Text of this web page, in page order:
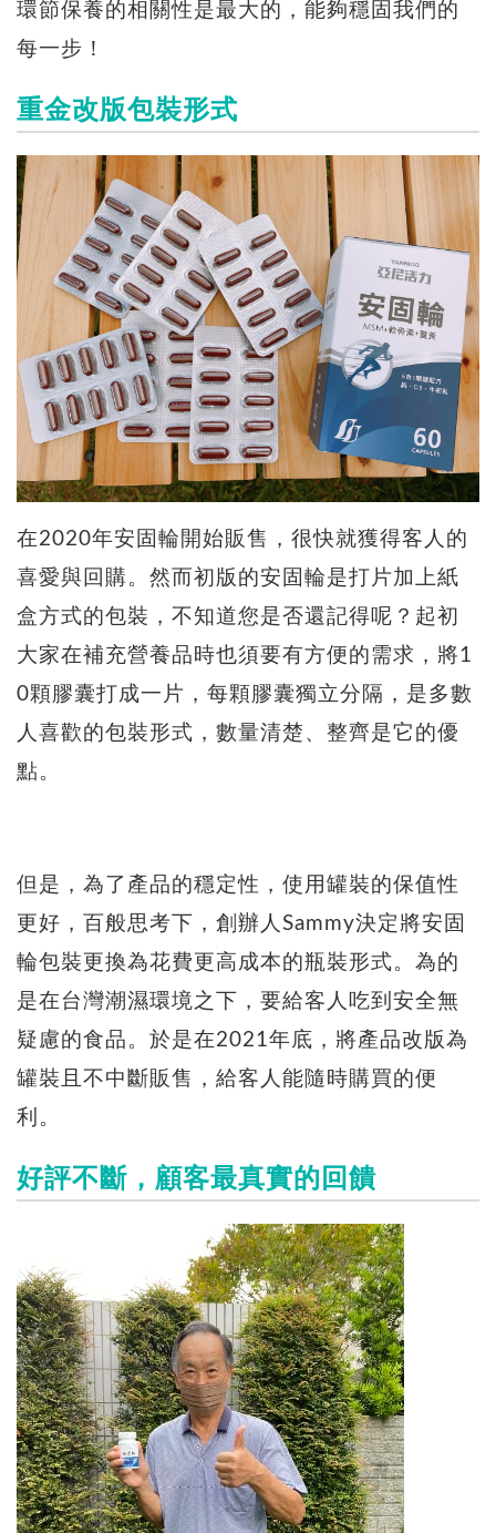
環節保養的相關性是最大的，能夠穩固我們的
每一步！
重金改版包裝形式
在2020年安固輪開始販售，很快就獲得客人的
喜愛與回購。然而初版的安固輪是打片加上紙
盒方式的包裝，不知道您是否還記得呢？起初
大家在補充營養品時也須要有方便的需求，將1
0顆膠囊打成一片，每顆膠囊獨立分隔，是多數
人喜歡的包裝形式，數量清楚、整齊是它的優
點。
但是，為了產品的穩定性，使用罐裝的保值性
更好，百般思考下，創辦人Sammy決定將安固
輪包裝更換為花費更高成本的瓶裝形式。為的
是在台灣潮濕環境之下，要給客人吃到安全無
疑慮的食品。於是在2021年底，將產品改版為
罐裝且不中斷販售，給客人能隨時購買的便
利。
好評不斷，顧客最真實的回饋